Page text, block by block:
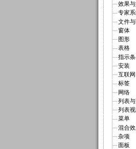
效果
专家
文件
窗体
图形
表格
指示
安装
互联网
标签
网络
列表
列表
菜单
混合
杂项
面板